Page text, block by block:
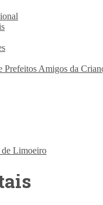
Prefeitos Amigos da
Limoeiro